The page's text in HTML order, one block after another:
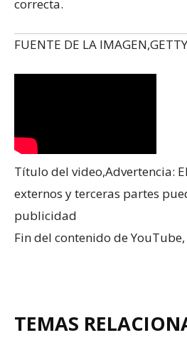
correcta.
FUENTE DE LA IMAGEN,
Título del video,Advertencia:
externos y terceras partes
publicidad
Fin del contenido de YouTube,
TEMAS